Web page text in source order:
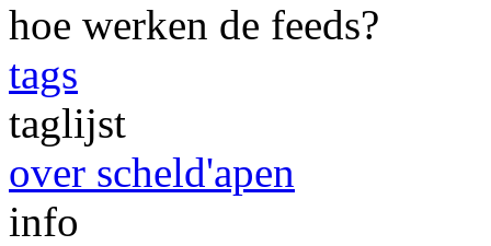
hoe werken de feeds?
tags
taglijst
over scheld'apen
info